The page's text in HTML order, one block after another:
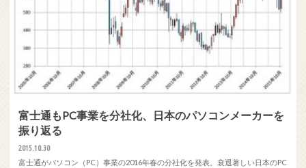
富士通もPC事業を分社化、日本のパソコンメーカーを
振り返る
2015.10.30
富士通がパソコン（PC）事業の2016年春の分社化を発表。衰退著しい日本のPC